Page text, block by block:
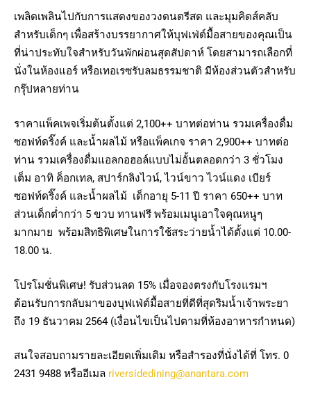
เพลิดเพลินไปกับการแสดงของวงดนตรีสด และมุมคิดส์คลับ
สำหรับเด็กๆ เพื่อสร้างบรรยากาศให้บุฟเฟ่ต์มื้อสายของคุณเป็น
ที่น่าประทับใจสำหรับวันพักผ่อนสุดสัปดาห์ โดยสามารถเลือกที่
นั่งในห้องแอร์ หรือเทอเรซรับลมธรรมชาติ มีห้องส่วนตัวสำหรับ
กรุ๊ปหลายท่าน
ราคาแพ็คเพจเริ่มต้นตั้งแต่ 2,100++ บาทต่อท่าน รวมเครื่องดื่ม
ซอฟท์ดริ๊งค์ และน้ำผลไม้ หรือแพ็คเกจ ราคา 2,900++ บาทต่อ
ท่าน รวมเครื่องดื่มแอลกอฮอล์แบบไม่อั้นตลอดกว่า 3 ชั่วโมง
เต็ม อาทิ ค็อกเทล, สปาร์กลิงไวน์, ไวน์ขาว ไวน์แดง เบียร์
ซอฟท์ดริ๊งค์ และน้ำผลไม้ เด็กอายุ 5-11 ปี ราคา 650++ บาท
ส่วนเด็กต่ำกว่า 5 ขวบ ทานฟรี พร้อมเมนูเอาใจคุณหนูๆ
มากมาย พร้อมสิทธิพิเศษในการใช้สระว่ายน้ำได้ตั้งแต่ 10.00-
18.00 น.
โปรโมชั่นพิเศษ! รับส่วนลด 15% เมื่อจองตรงกับโรงแรมฯ
ต้อนรับการกลับมาของบุฟเฟ่ต์มื้อสายที่ดีที่สุดริมน้ำเจ้าพระยา
ถึง 19 ธันวาคม 2564 (เงื่อนไขเป็นไปตามที่ห้องอาหารกำหนด)
สนใจสอบถามรายละเอียดเพิ่มเติม หรือสำรองที่นั่งได้ที่ โทร. 0
2431 9488 หรืออีเมล riversidedining@anantara.com